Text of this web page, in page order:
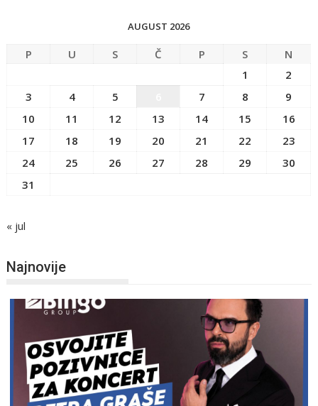
AUGUST 2026
P U S Č P S
N
1
2
3
4 5 7 8
9
10
11 12 13 14 15
16
17
18 19 20 21 22
23
24
25 26 27 28 29
30
31
« jul
Najnovije